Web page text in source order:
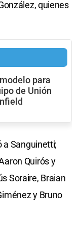
quienes
para
de Unión
a Sanguinetti;
Quirós y
Soraire, Braian
y Bruno